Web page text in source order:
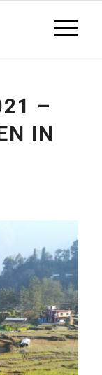
–
IN